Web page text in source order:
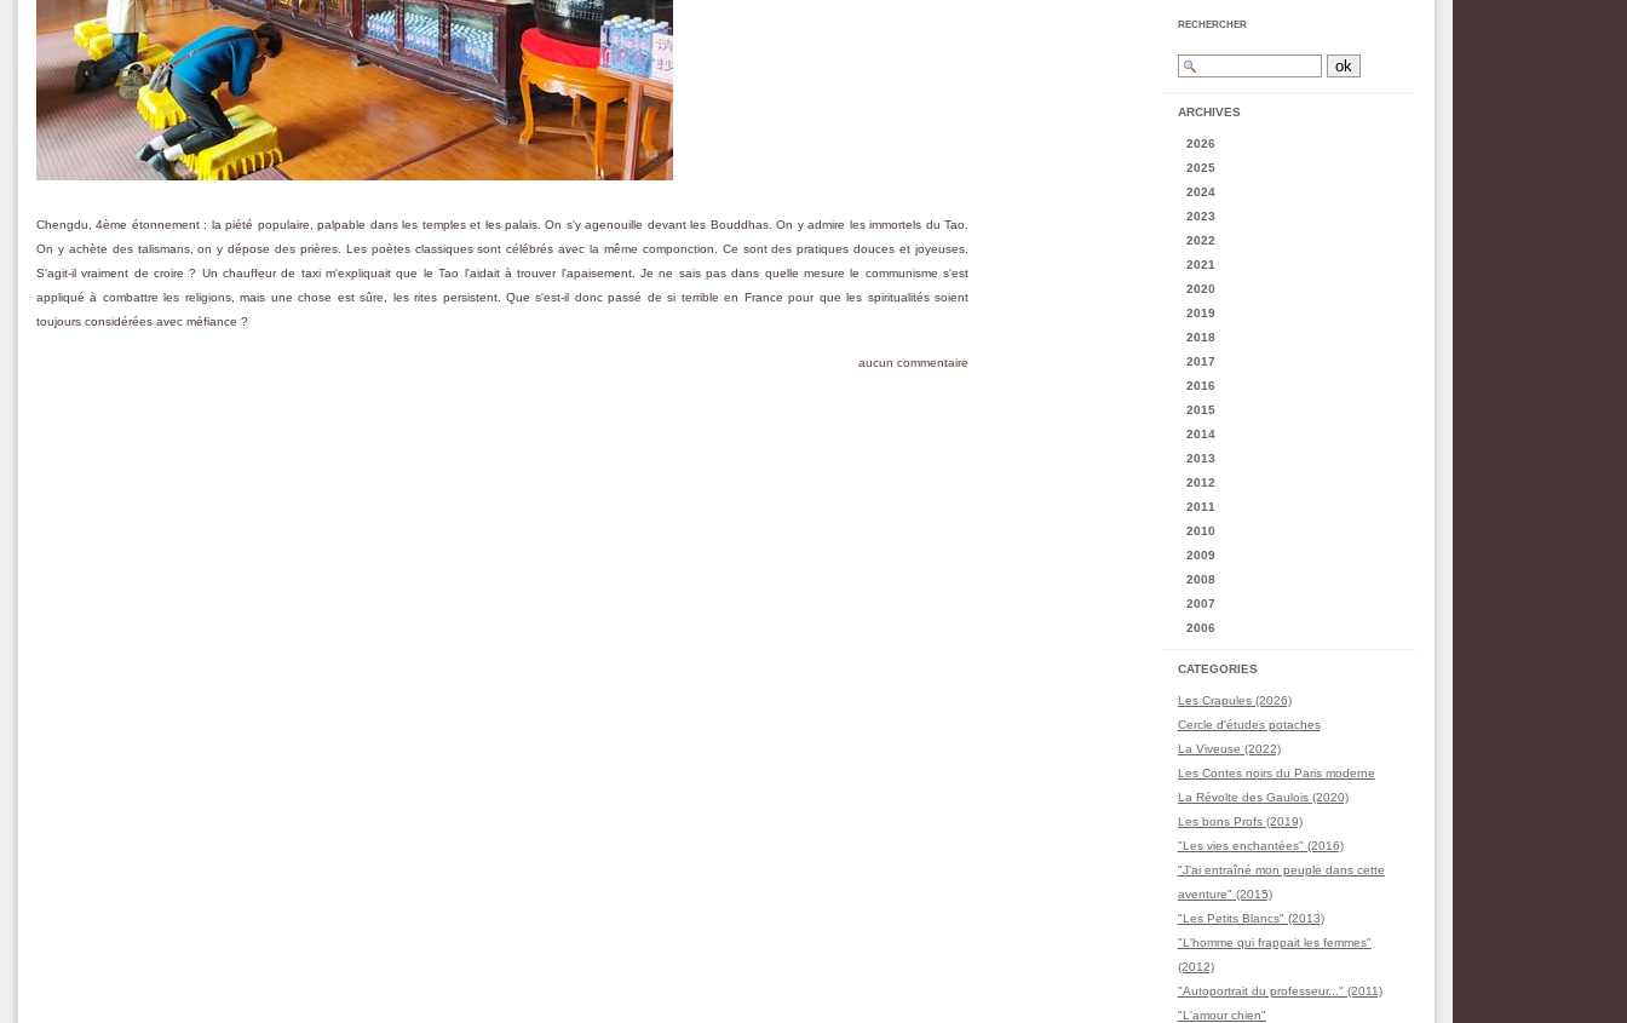
Chengdu, 4ème étonnement : la piété populaire, palpable dans les temples et les palais. On s'y agenouille devant les Bouddhas. On y admire les immortels du Tao.
On y achète des talismans, on y dépose des prières. Les poètes classiques sont célébrés avec la même componction. Ce sont des pratiques douces et joyeuses.
S'agit-il vraiment de croire ? Un chauffeur de taxi m'expliquait que le Tao l'aidait à trouver l'apaisement. Je ne sais pas dans quelle mesure le communisme s'est
appliqué à combattre les religions, mais une chose est sûre, les rites persistent. Que s'est-il donc passé de si terrible en France pour que les spiritualités soient
toujours considérées avec méfiance ?
aucun commentaire
RECHERCHER
ARCHIVES
2026
2025
2024
2023
2022
2021
2020
2019
2018
2017
2016
2015
2014
2013
2012
2011
2010
2009
2008
2007
2006
CATEGORIES
Les Crapules (2026)
Cercle d'études potaches
La Viveuse (2022)
Les Contes noirs du Paris moderne
La Révolte des Gaulois (2020)
Les bons Profs (2019)
"Les vies enchantées" (2016)
"J'ai entraîné mon peuple dans cette
aventure" (2015)
"Les Petits Blancs" (2013)
"L'homme qui frappait les femmes"
(2012)
"Autoportrait du professeur..." (2011)
"L'amour chien"